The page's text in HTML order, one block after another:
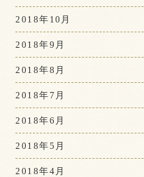
2018年10月
2018年9月
2018年8月
2018年7月
2018年6月
2018年5月
2018年4月